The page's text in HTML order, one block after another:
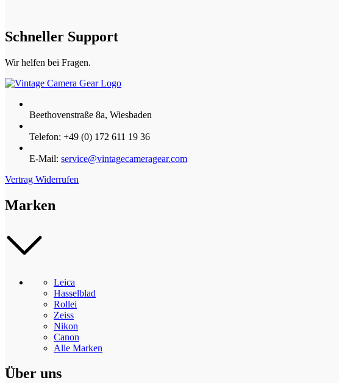
Schneller Support
Wir helfen bei Fragen.
Beethovenstraße 8a, Wiesbaden
Telefon: +49 (0) 172 611 19 36
E-Mail: service@vintagecameragear.com
Vertrag Widerrufen
Marken
Leica
Hasselblad
Rollei
Zeiss
Nikon
Canon
Alle Marken
Über uns